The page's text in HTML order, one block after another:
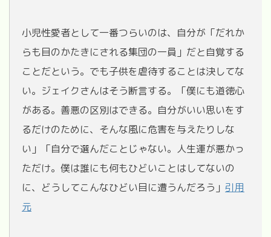
小児性愛者として一番つらいのは、自分が「だれか
らも目のかたきにされる集団の一員」だと自覚する
ことだという。でも子供を虐待することは決してな
い。ジェイクさんはそう断言する。「僕にも道徳心
がある。善悪の区別はできる。自分がいい思いをす
るだけのために、そんな風に危害を与えたりしな
い」「自分で選んだことじゃない。人生運が悪かっ
ただけ。僕は誰にも何もひどいことはしてないの
に、どうしてこんなひどい目に遭うんだろう」 引用
元